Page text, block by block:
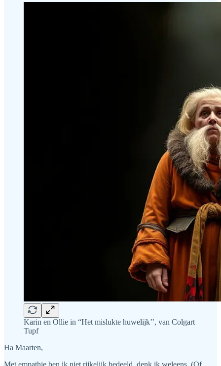
Karin en Ollie in “Het mislukte huwelijk’’, van Colgart
Tupf
Ha Maarten,
Met empathie ben ik niet rijkelijk bedeeld, denk ik weleens. (Of